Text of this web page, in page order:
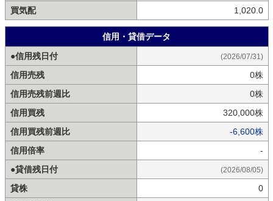
買気配
1,020.0
信用・貸借データ
●信用残日付
(2026/07/31)
信用売残
0株
信用売残前週比
0株
信用買残
320,000株
信用買残前週比
-6,600株
信用倍率
-
●貸借残日付
(2026/08/05)
貸株
0